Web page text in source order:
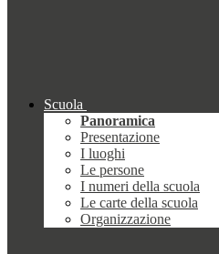
Scuola
Panoramica
Presentazione
I luoghi
Le persone
I numeri della scuola
Le carte della scuola
Organizzazione